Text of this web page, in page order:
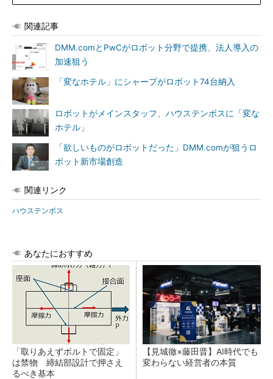
関連記事
DMM.comとPwCがロボット分野で提携、法人導入の
加速狙う
「変なホテル」にシャープがロボット74台納入
ロボットがメインスタッフ、ハウステンボスに「変な
ホテル」
「欲しいものがロボットだった」DMM.comが狙うロ
ボット新市場創造
関連リンク
ハウステンボス
あなたにおすすめ
「取りあえずボルトで固定」
は禁物 締結部設計で押さえ
るべき基本
【見城徹×藤田晋】AI時代でも
変わらない経営者の本質